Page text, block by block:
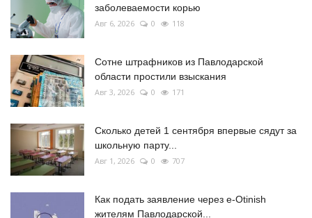
заболеваемости корью
Авг 6, 2026 0 118
Сотне штрафников из Павлодарской
области простили взыскания
Авг 3, 2026 0 171
Сколько детей 1 сентября впервые сядут за
школьную парту...
Авг 1, 2026 0 707
Как подать заявление через e-Otinish
жителям Павлодарской...